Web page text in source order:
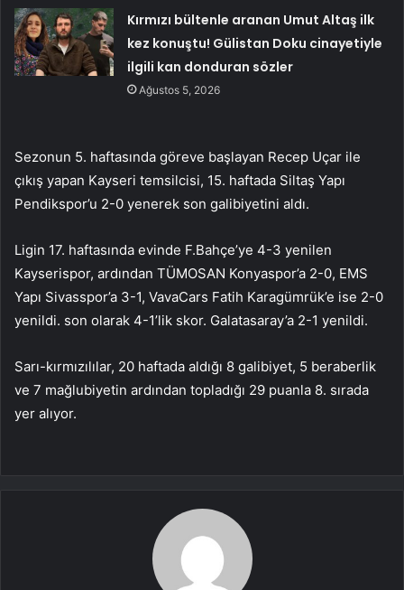
Kırmızı bültenle aranan Umut Altaş ilk
kez konuştu! Gülistan Doku cinayetiyle
ilgili kan donduran sözler
Ağustos 5, 2026
Sezonun 5. haftasında göreve başlayan Recep Uçar ile
çıkış yapan Kayseri temsilcisi, 15. haftada Siltaş Yapı
Pendikspor’u 2-0 yenerek son galibiyetini aldı.
Ligin 17. haftasında evinde F.Bahçe’ye 4-3 yenilen
Kayserispor, ardından TÜMOSAN Konyaspor’a 2-0, EMS
Yapı Sivasspor’a 3-1, VavaCars Fatih Karagümrük’e ise 2-0
yenildi. son olarak 4-1’lik skor. Galatasaray’a 2-1 yenildi.
Sarı-kırmızılılar, 20 haftada aldığı 8 galibiyet, 5 beraberlik
ve 7 mağlubiyetin ardından topladığı 29 puanla 8. sırada
yer alıyor.